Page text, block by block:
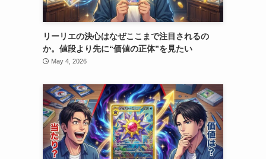
リーリエの決心はなぜここまで注目されるの
か。値段より先に“価値の正体”を見たい
May 4, 2026